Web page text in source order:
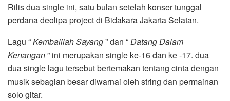
Rilis dua single ini, satu bulan setelah konser tunggal
perdana deolipa project di Bidakara Jakarta Selatan.
Lagu “Kembalilah Sayang” dan “Datang Dalam
Kenangan” ini merupakan single ke-16 dan ke -17. dua
dua single lagu tersebut bertemakan tentang cinta dengan
musik sebagian besar diwarnai oleh string dan permainan
solo gitar.